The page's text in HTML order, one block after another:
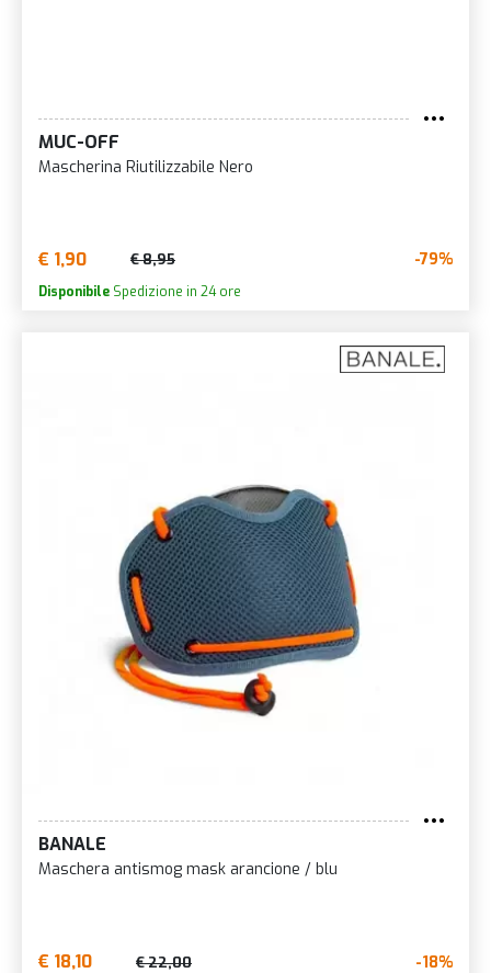
MUC-OFF
Mascherina Riutilizzabile Nero
€ 1,90 € 8,95 -79%
Disponibile Spedizione in 24 ore
BANALE
Maschera antismog mask arancione / blu
€ 18,10 € 22,00 -18%